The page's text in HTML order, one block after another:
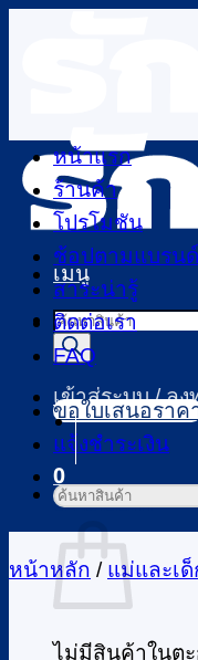
เมนู
Products
search
เข้าสู่ระบบ / ลง
0
ตะกร้าสินค้า
ไม่มีสินค้าในตะ
หน้าแรก
ร้านค้า
โปรโมชัน
ช้อปตามแบรนด์
สาระน่ารู้
ติดต่อเรา
FAQ
ขอใบเสนอราค
แจ้งชำระเงิน
ค้นหา:
หน้าหลัก / แม่และเด็